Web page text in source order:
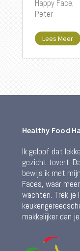
Happy Face,
Peter
Lees Meer
Healthy Food
Ik geloof dat
gezicht tovert.
bewijs ik met
Faces, waar
wachten. Trek je
makkelijker dan